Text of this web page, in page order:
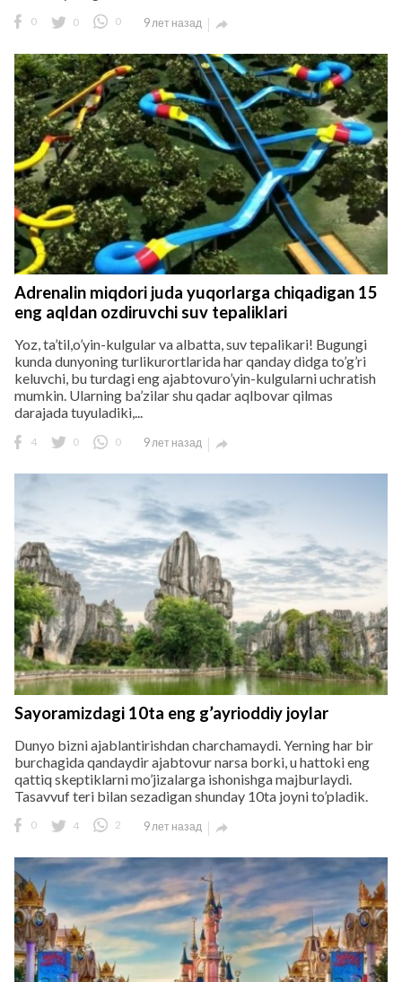
0 0 0 9 лет назад 
Adrenalin miqdori juda yuqorlarga chiqadigan 15
eng aqldan ozdiruvchi suv tepaliklari
Yoz, ta’til,o’yin-kulgular va albatta, suv tepalikari! Bugungi
kunda dunyoning turlikurortlarida har qanday didga to’g’ri
keluvchi, bu turdagi eng ajabtovuro’yin-kulgularni uchratish
mumkin. Ularning ba’zilar shu qadar aqlbovar qilmas
darajada tuyuladiki,...
4 0 0 9 лет назад 
Sayoramizdagi 10ta eng g’ayrioddiy joylar
Dunyo bizni ajablantirishdan charchamaydi. Yerning har bir
burchagida qandaydir ajabtovur narsa borki, u hattoki eng
qattiq skeptiklarni mo’jizalarga ishonishga majburlaydi.
Tasavvuf teri bilan sezadigan shunday 10ta joyni to’pladik.
0 4 2 9 лет назад 